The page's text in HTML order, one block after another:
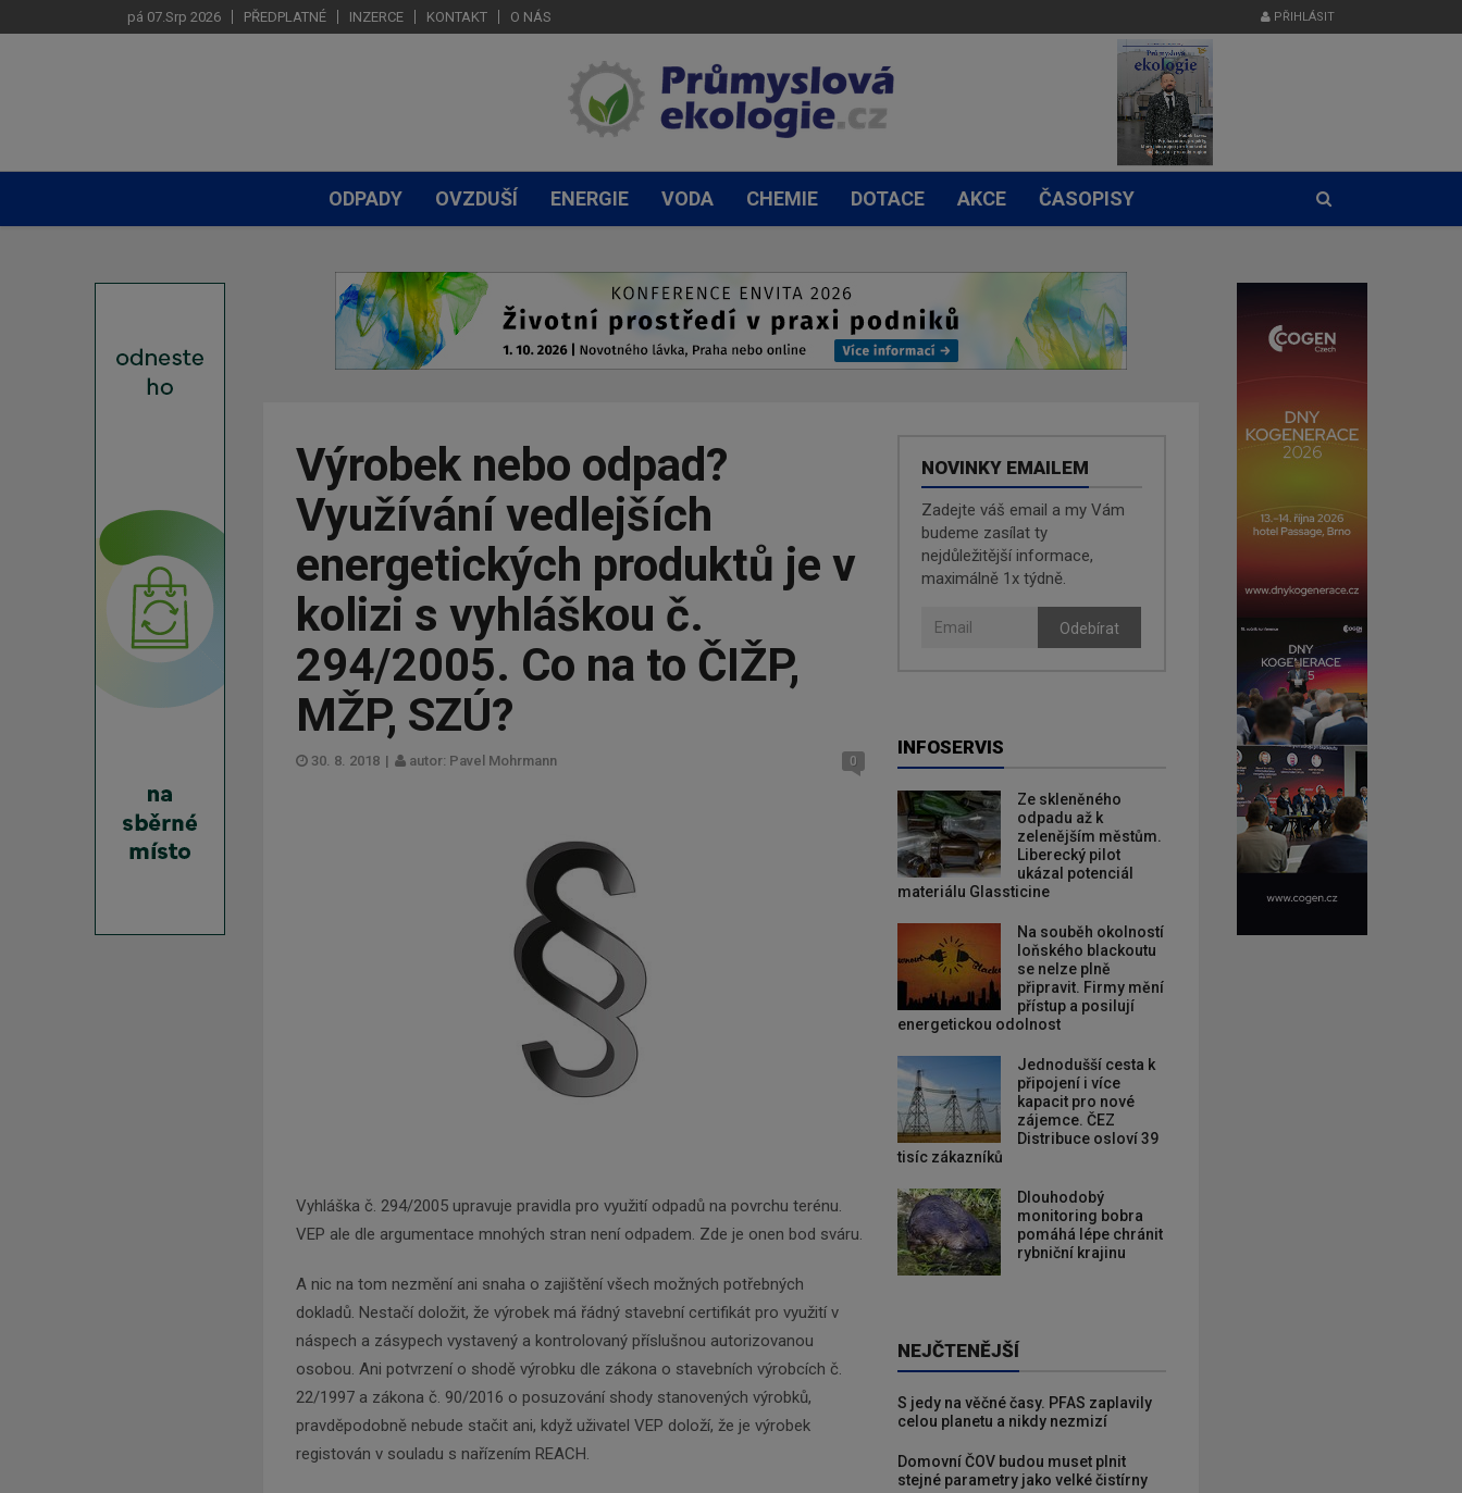
pá 07.Srp 2026 PŘEDPLATNÉ INZERCE KONTAKT O NÁS PŘIHLÁSIT
ODPADY OVZDUŠÍ ENERGIE VODA CHEMIE DOTACE AKCE ČASOPISY
Výrobek nebo odpad?
Využívání vedlejších
energetických produktů je v
kolizi s vyhláškou č.
294/2005. Co na to ČIŽP,
MŽP, SZÚ?
30. 8. 2018 | autor: Pavel Mohrmann 0
Vyhláška č. 294/2005 upravuje pravidla pro využití odpadů na povrchu terénu.
VEP ale dle argumentace mnohých stran není odpadem. Zde je onen bod sváru.
A nic na tom nezmění ani snaha o zajištění všech možných potřebných
dokladů. Nestačí doložit, že výrobek má řádný stavební certifikát pro využití v
náspech a zásypech vystavený a kontrolovaný příslušnou autorizovanou
osobou. Ani potvrzení o shodě výrobku dle zákona o stavebních výrobcích č.
22/1997 a zákona č. 90/2016 o posuzování shody stanovených výrobků,
pravděpodobně nebude stačit ani, když uživatel VEP doloží, že je výrobek
registován v souladu s nařízením REACH.
NOVINKY EMAILEM
Zadejte váš email a my Vám
budeme zasílat ty
nejdůležitější informace,
maximálně 1x týdně.
Odebírat
INFOSERVIS
Ze skleněného
odpadu až k
zelenějším městům.
Liberecký pilot
ukázal potenciál
materiálu Glassticine
Na souběh okolností
loňského blackoutu
se nelze plně
připravit. Firmy mění
přístup a posilují
energetickou odolnost
Jednodušší cesta k
připojení i více
kapacit pro nové
zájemce. ČEZ
Distribuce osloví 39
tisíc zákazníků
Dlouhodobý
monitoring bobra
pomáhá lépe chránit
rybniční krajinu
NEJČTENĚJŠÍ
S jedy na věčné časy. PFAS zaplavily
celou planetu a nikdy nezmizí
Domovní ČOV budou muset plnit
stejné parametry jako velké čistírny
Newsletter